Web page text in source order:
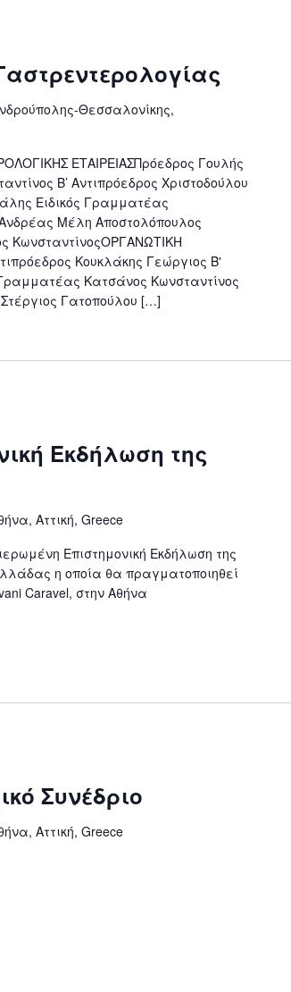
Θεσσαλονίκης,
ΕΤΑΙΡΕΙΑΣΠρόεδρος Γουλής
Β’ Αντιπρόεδρος Χριστοδούλου
Ειδικός Γραμματέας
Μέλη Αποστολόπουλος
ΚωνσταντίνοςΟΡΓΑΝΩΤΙΚΗ
Κουκλάκης Γεώργιος Β'
Κατσάνος Κωνσταντίνος
Γατοπούλου […]
Εκδήλωση της
Αττική, Greece
Επιστημονική Εκδήλωση της
η οποία θα πραγματοποιηθεί
Caravel, στην Αθήνα
Συνέδριο
Αττική, Greece